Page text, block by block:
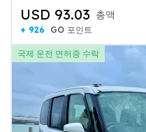
USD 93.03 총액
+ 926 GO 포인트
국제 운전 면허증 수락